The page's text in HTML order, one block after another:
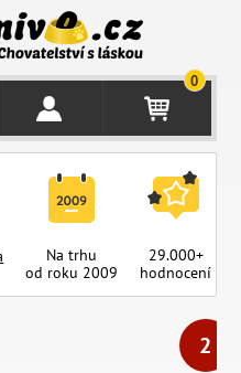
0
Na trhu
od roku 2009
29.000+
hodnocení